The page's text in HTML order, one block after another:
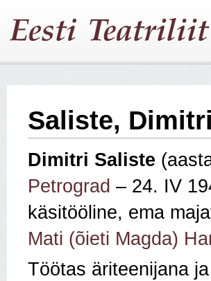
Saliste, Dimitri
Dimitri Saliste
Petrograd – 24. IV
käsitööline, ema
Mati (õieti Magda)
Töötas äriteenijana